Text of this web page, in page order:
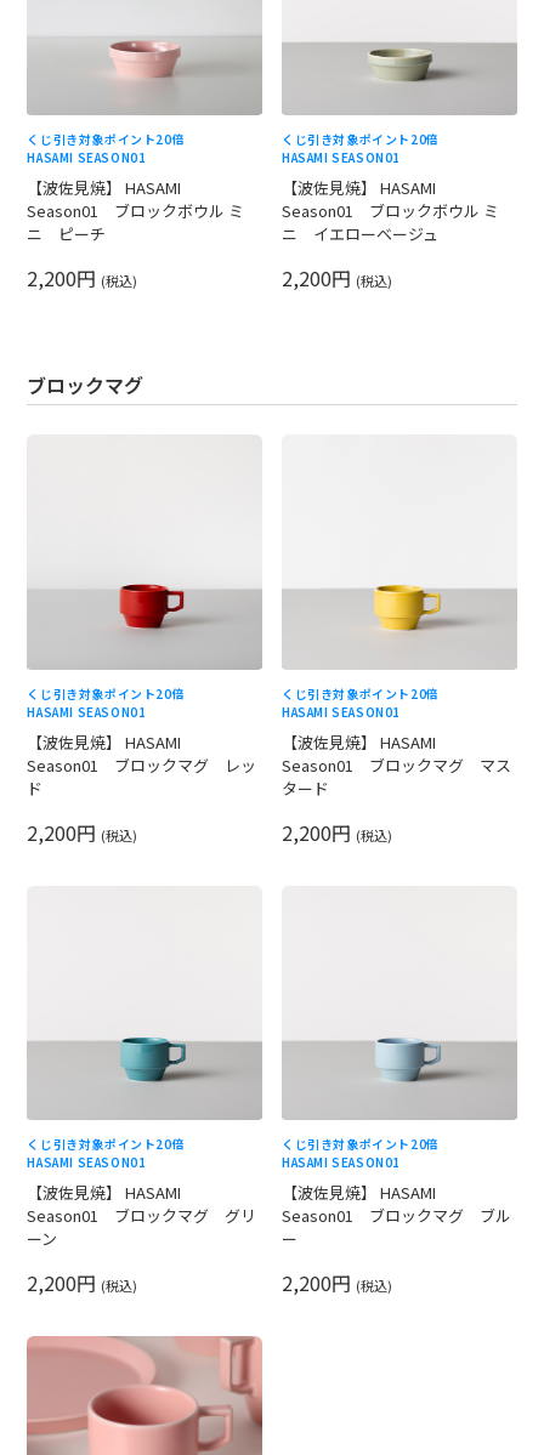
くじ引き対象ポイント20倍
HASAMI SEASON01
【波佐見焼】 HASAMI
Season01 ブロックボウル ミ
ニ ピーチ
2,200円 (税込)
くじ引き対象ポイント20倍
HASAMI SEASON01
【波佐見焼】 HASAMI
Season01 ブロックボウル ミ
ニ イエローベージュ
2,200円 (税込)
ブロックマグ
くじ引き対象ポイント20倍
HASAMI SEASON01
【波佐見焼】 HASAMI
Season01 ブロックマグ レッ
ド
2,200円 (税込)
くじ引き対象ポイント20倍
HASAMI SEASON01
【波佐見焼】 HASAMI
Season01 ブロックマグ マス
タード
2,200円 (税込)
くじ引き対象ポイント20倍
HASAMI SEASON01
【波佐見焼】 HASAMI
Season01 ブロックマグ グリ
ーン
2,200円 (税込)
くじ引き対象ポイント20倍
HASAMI SEASON01
【波佐見焼】 HASAMI
Season01 ブロックマグ ブル
ー
2,200円 (税込)